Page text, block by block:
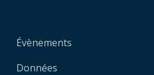
Évènements
Données